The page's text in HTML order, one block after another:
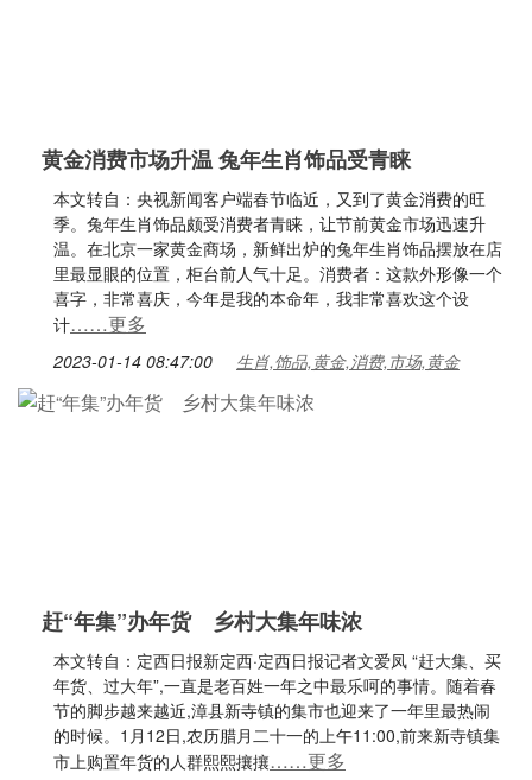
黄金消费市场升温 兔年生肖饰品受青睐
本文转自：央视新闻客户端春节临近，又到了黄金消费的旺
季。兔年生肖饰品颇受消费者青睐，让节前黄金市场迅速升
温。在北京一家黄金商场，新鲜出炉的兔年生肖饰品摆放在店
里最显眼的位置，柜台前人气十足。消费者：这款外形像一个
喜字，非常喜庆，今年是我的本命年，我非常喜欢这个设
计……更多
2023-01-14 08:47:00 生肖,饰品,黄金,消费,市场,黄金
赶“年集”办年货 乡村大集年味浓
本文转自：定西日报新定西·定西日报记者文爱凤 “赶大集、买
年货、过大年”,一直是老百姓一年之中最乐呵的事情。随着春
节的脚步越来越近,漳县新寺镇的集市也迎来了一年里最热闹
的时候。1月12日,农历腊月二十一的上午11:00,前来新寺镇集
市上购置年货的人群熙熙攘攘……更多